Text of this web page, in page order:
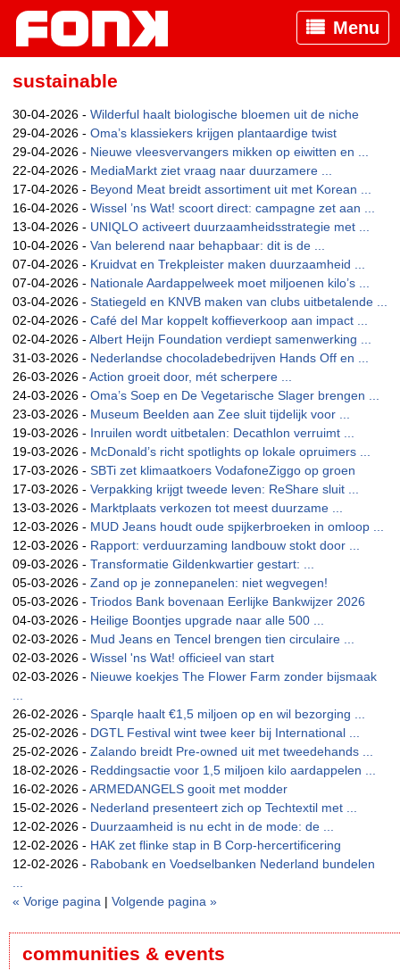
Menu
sustainable
30-04-2026 - Wilderful haalt biologische bloemen uit de niche
29-04-2026 - Oma’s klassiekers krijgen plantaardige twist
29-04-2026 - Nieuwe vleesvervangers mikken op eiwitten en ...
22-04-2026 - MediaMarkt ziet vraag naar duurzamere ...
17-04-2026 - Beyond Meat breidt assortiment uit met Korean ...
16-04-2026 - Wissel ’ns Wat! scoort direct: campagne zet aan ...
13-04-2026 - UNIQLO activeert duurzaamheidsstrategie met ...
10-04-2026 - Van belerend naar behapbaar: dit is de ...
07-04-2026 - Kruidvat en Trekpleister maken duurzaamheid ...
07-04-2026 - Nationale Aardappelweek moet miljoenen kilo’s ...
03-04-2026 - Statiegeld en KNVB maken van clubs uitbetalende ...
02-04-2026 - Café del Mar koppelt koffieverkoop aan impact ...
02-04-2026 - Albert Heijn Foundation verdiept samenwerking ...
31-03-2026 - Nederlandse chocoladebedrijven Hands Off en ...
26-03-2026 - Action groeit door, mét scherpere ...
24-03-2026 - Oma’s Soep en De Vegetarische Slager brengen ...
23-03-2026 - Museum Beelden aan Zee sluit tijdelijk voor ...
19-03-2026 - Inruilen wordt uitbetalen: Decathlon verruimt ...
19-03-2026 - McDonald’s richt spotlights op lokale opruimers ...
17-03-2026 - SBTi zet klimaatkoers VodafoneZiggo op groen
17-03-2026 - Verpakking krijgt tweede leven: ReShare sluit ...
13-03-2026 - Marktplaats verkozen tot meest duurzame ...
12-03-2026 - MUD Jeans houdt oude spijkerbroeken in omloop ...
12-03-2026 - Rapport: verduurzaming landbouw stokt door ...
09-03-2026 - Transformatie Gildenkwartier gestart: ...
05-03-2026 - Zand op je zonnepanelen: niet wegvegen!
05-03-2026 - Triodos Bank bovenaan Eerlijke Bankwijzer 2026
04-03-2026 - Heilige Boontjes upgrade naar alle 500 ...
02-03-2026 - Mud Jeans en Tencel brengen tien circulaire ...
02-03-2026 - Wissel 'ns Wat! officieel van start
02-03-2026 - Nieuwe koekjes The Flower Farm zonder bijsmaak
26-02-2026 - Sparqle haalt €1,5 miljoen op en wil bezorging ...
25-02-2026 - DGTL Festival wint twee keer bij International ...
25-02-2026 - Zalando breidt Pre-owned uit met tweedehands ...
18-02-2026 - Reddingsactie voor 1,5 miljoen kilo aardappelen ...
16-02-2026 - ARMEDANGELS gooit met modder
15-02-2026 - Nederland presenteert zich op Techtextil met ...
12-02-2026 - Duurzaamheid is nu echt in de mode: de ...
12-02-2026 - HAK zet flinke stap in B Corp-hercertificering
12-02-2026 - Rabobank en Voedselbanken Nederland bundelen
« Vorige pagina | Volgende pagina »
communities & events